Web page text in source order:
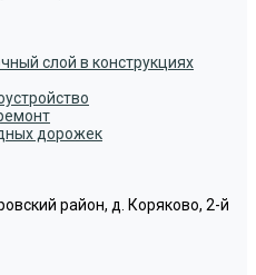
слой в конструкциях
дорожек
район, д. Коряково, 2-й